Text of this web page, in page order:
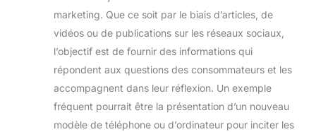
marketing. Que ce soit par le biais d’articles, de
vidéos ou de publications sur les réseaux sociaux,
l’objectif est de fournir des informations qui
répondent aux questions des consommateurs et les
accompagnent dans leur réflexion. Un exemple
fréquent pourrait être la présentation d’un nouveau
modèle de téléphone ou d’ordinateur pour inciter les